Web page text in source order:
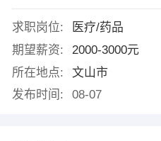
求职岗位:
医疗/药品
期望薪资:
2000-3000元
所在地点:
文山市
发布时间:
08-07